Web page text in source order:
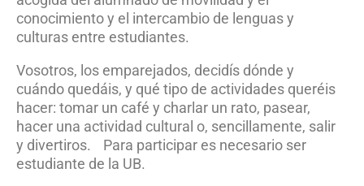
conocimiento y el intercambio de lenguas y
culturas entre estudiantes.
Vosotros, los emparejados, decidís dónde y
cuándo quedáis, y qué tipo de actividades queréis
hacer: tomar un café y charlar un rato, pasear,
hacer una actividad cultural o, sencillamente, salir
y divertiros. Para participar es necesario ser
estudiante de la UB.